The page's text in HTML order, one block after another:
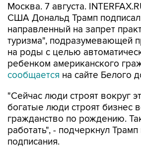
Москва. 7 августа.
США Дональд Трамп подписал
направленный на запрет
туризма", подразумевающей
на роды с целью
ребенком американского
сообщается на сайте Белого
"Сейчас люди строят вокруг
богатые люди строят бизнес
гражданство по рождению.
работать", - подчеркнул
подписания.